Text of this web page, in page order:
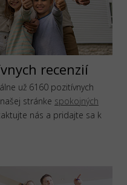
recenzií
už 6160 pozitívnych
stránke spokojných
nás a pridajte sa k